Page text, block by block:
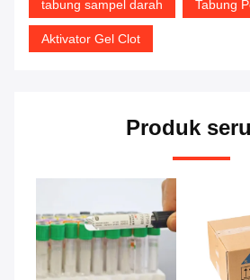
tabung sampel darah Tabung
Aktivator Gel Clot
Produk